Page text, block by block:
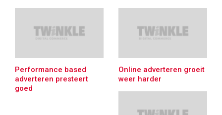
Performance based
adverteren presteert
goed
Online adverteren groeit
weer harder